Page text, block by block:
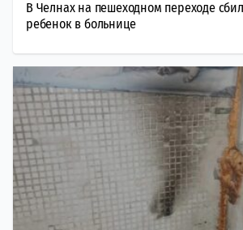
В Челнах на пешеходном переходе
ребенок в больнице